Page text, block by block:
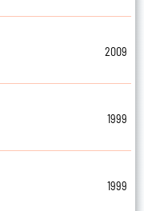
2009
1999
1999